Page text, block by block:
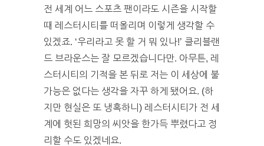
전 세계 어느 스포츠 팬이라도 시즌을 시작할
때 레스터시티를 떠올리며 이렇게 생각할 수
있겠죠. ‘우리라고 못 할 거 뭐 있나!’ 클리블랜
드 브라운스는 잘 모르겠습니다만. 아무튼, 레
스터시티의 기적을 본 뒤로 저는 이 세상에 불
가능은 없다는 생각을 자꾸 하게 됐어요. (하
지만 현실은 또 냉혹하니) 레스터시티가 전 세
계에 헛된 희망의 씨앗을 한가득 뿌렸다고 정
리할 수도 있겠네요.